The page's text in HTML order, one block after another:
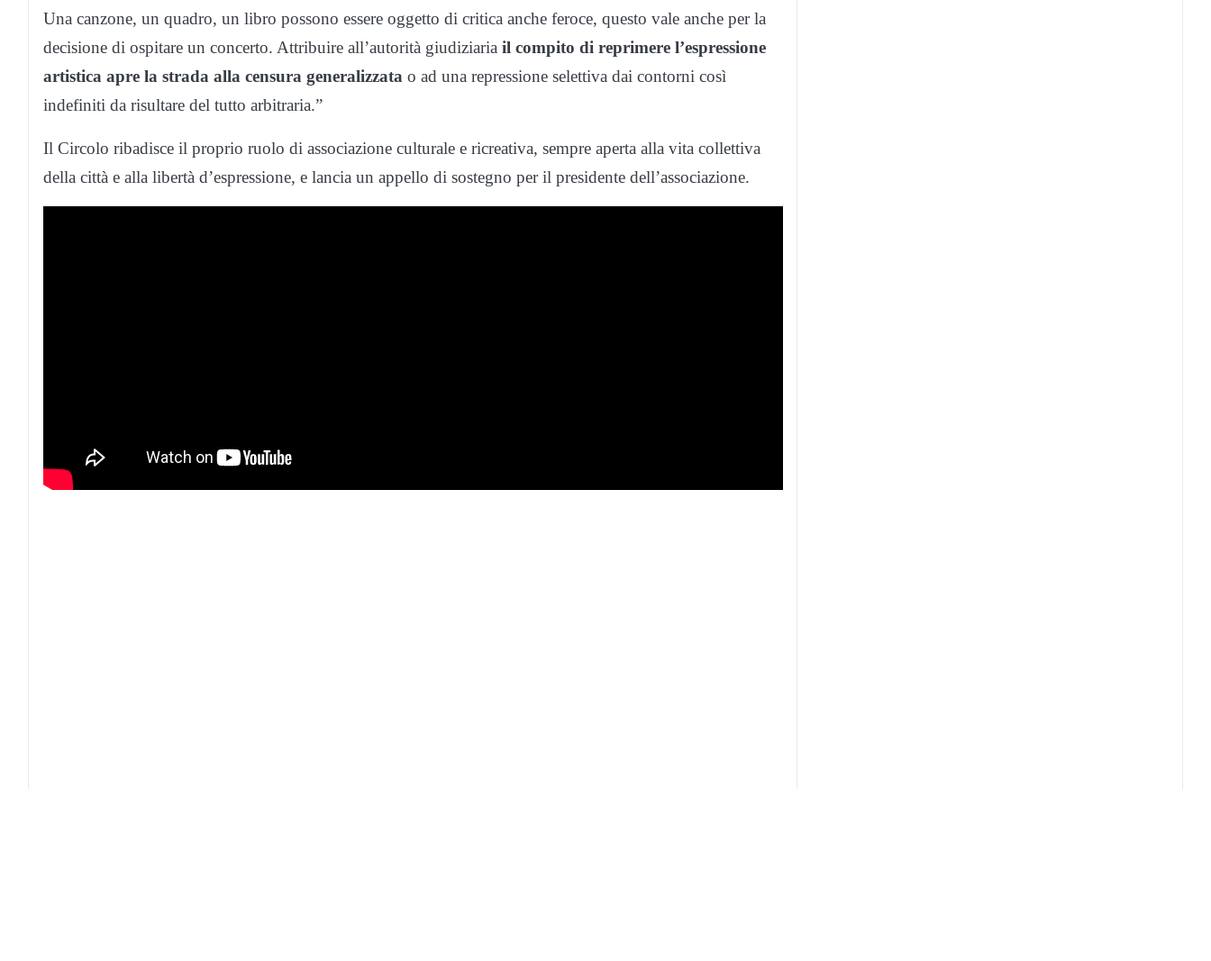
Una canzone, un quadro, un libro possono essere oggetto di critica anche feroce, questo vale anche per la
decisione di ospitare un concerto. Attribuire all’autorità giudiziaria il compito di reprimere l’espressione
artistica apre la strada alla censura generalizzata o ad una repressione selettiva dai contorni così
indefiniti da risultare del tutto arbitraria.”
Il Circolo ribadisce il proprio ruolo di associazione culturale e ricreativa, sempre aperta alla vita collettiva
della città e alla libertà d’espressione, e lancia un appello di sostegno per il presidente dell’associazione.